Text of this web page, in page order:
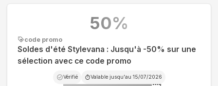
code promo
Soldes d'été Stylevana : Jusqu'à -50% sur une
sélection avec ce code promo
Vérifié Valable jusqu'au 15/07/2026
50%